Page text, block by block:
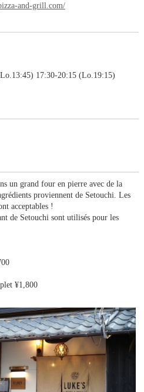
and-grill.com/
17:30-20:15 (Lo.19:15)
un grand four en pierre avec de la
proviennent de Setouchi. Les
acceptables !
de Setouchi sont utilisés pour les
¥1,800